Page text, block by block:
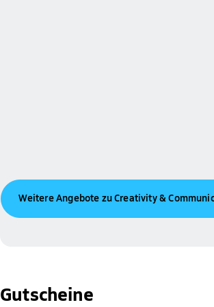
Weitere Angebote zu Creativity &
Gutscheine